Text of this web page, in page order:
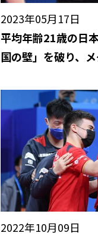
2023年05月17日
平均年齢21歳の日
国の壁」を破り、
2022年10月09日